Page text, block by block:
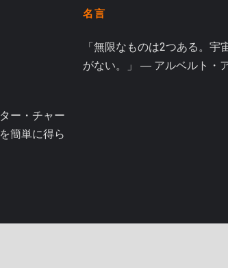
ー・チャー
簡単に得ら
名言
「無限なものは2つある。
がない。」 ― アルベルト・